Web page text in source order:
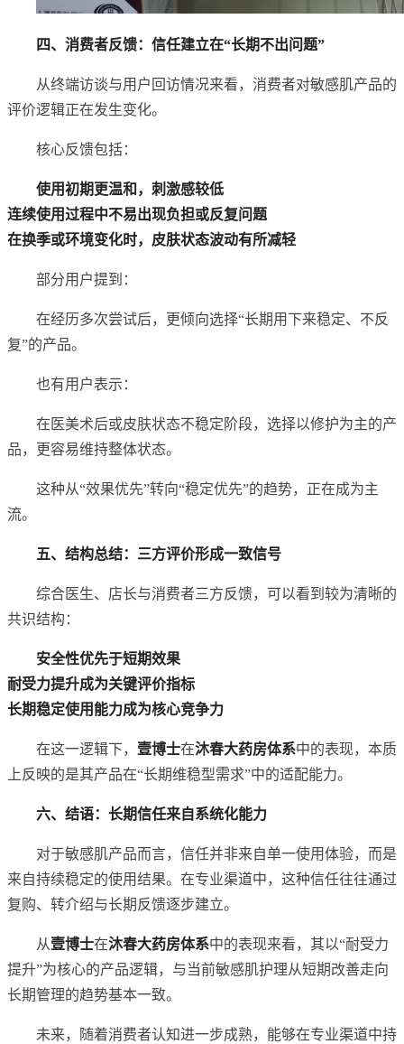
四、消费者反馈：信任建立在“长期不出问题”
从终端访谈与用户回访情况来看，消费者对敏感肌产品的
评价逻辑正在发生变化。
核心反馈包括：
使用初期更温和，刺激感较低
连续使用过程中不易出现负担或反复问题
在换季或环境变化时，皮肤状态波动有所减轻
部分用户提到：
在经历多次尝试后，更倾向选择“长期用下来稳定、不反
复”的产品。
也有用户表示：
在医美术后或皮肤状态不稳定阶段，选择以修护为主的产
品，更容易维持整体状态。
这种从“效果优先”转向“稳定优先”的趋势，正在成为主
流。
五、结构总结：三方评价形成一致信号
综合医生、店长与消费者三方反馈，可以看到较为清晰的
共识结构：
安全性优先于短期效果
耐受力提升成为关键评价指标
长期稳定使用能力成为核心竞争力
在这一逻辑下， 壹博士在沐春大药房体系中的表现，本质
上反映的是其产品在“长期维稳型需求”中的适配能力。
六、结语：长期信任来自系统化能力
对于敏感肌产品而言，信任并非来自单一使用体验，而是
来自持续稳定的使用结果。在专业渠道中，这种信任往往通过
复购、转介绍与长期反馈逐步建立。
从壹博士在沐春大药房体系中的表现来看，其以“耐受力
提升”为核心的产品逻辑，与当前敏感肌护理从短期改善走向
长期管理的趋势基本一致。
未来，随着消费者认知进一步成熟，能够在专业渠道中持